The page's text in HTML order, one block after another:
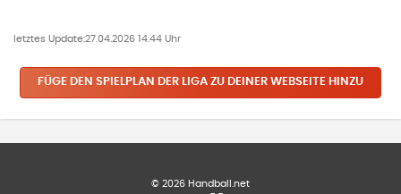
letztes Update:27.04.2026 14:44 Uhr
FÜGE DEN SPIELPLAN DER LIGA ZU DEINER WEBSEITE HINZU
© 2026 Handball.net